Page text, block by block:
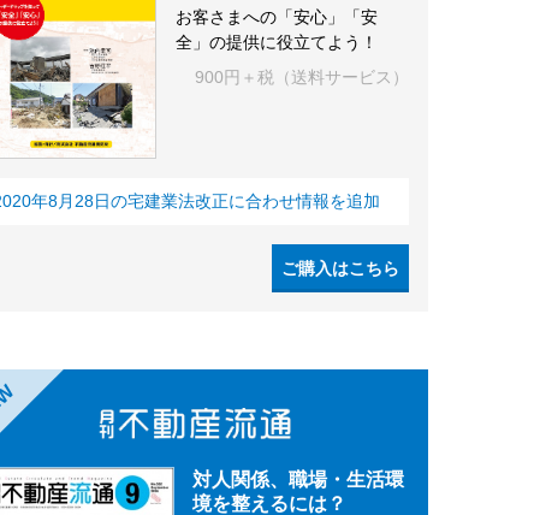
お客さまへの「安心」「安
全」の提供に役立てよう！
900円＋税（送料サービス）
年8月28日の宅建業法改正に合わせ情報を追加
ご購入はこちら
対人関係、職場・生活環
境を整えるには？